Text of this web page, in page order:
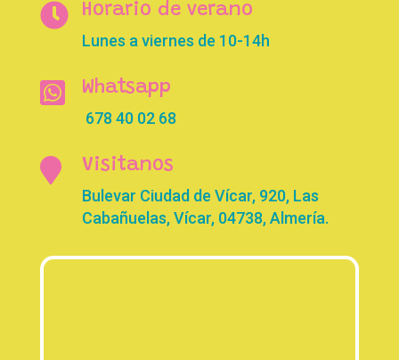
 Horario de verano
Lunes a viernes de 10-14h
 Whatsapp
678 40 02 68
 Visitanos
Bulevar Ciudad de Vícar, 920, Las
Cabañuelas, Vícar, 04738, Almería.